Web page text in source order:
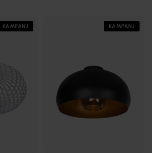
KAMPANJ KAMPANJ